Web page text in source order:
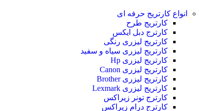
انواع کارتریج حرفه ای
کارتریج طرح
کارترج دبل ایکس
کارتریج لیزری رنگی
کارتریج لیزری سیاه و سفید
کارتریج لیزری Hp
کارتریج لیزری Canon
کارتریج لیزری Brother
کارتریج لیزری Lexmark
کارترج تونر زیراکس
کارترج درام زیراکس